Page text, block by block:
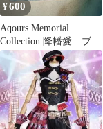
¥600
Aqours Memorial
Collection 降幡愛 ブロ
マイド